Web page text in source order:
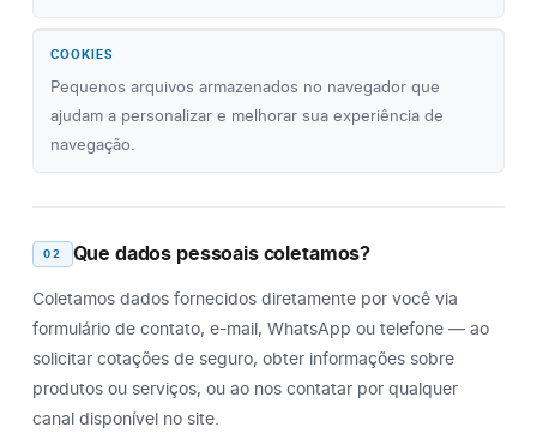
COOKIES
Pequenos arquivos armazenados no navegador que
ajudam a personalizar e melhorar sua experiência de
navegação.
02 Que dados pessoais coletamos?
Coletamos dados fornecidos diretamente por você via
formulário de contato, e-mail, WhatsApp ou telefone — ao
solicitar cotações de seguro, obter informações sobre
produtos ou serviços, ou ao nos contatar por qualquer
canal disponível no site.